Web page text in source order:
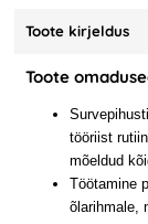
Toote kirjeldus
Toote
tööriist
mõeldud
Töötamine
õlarihmale,